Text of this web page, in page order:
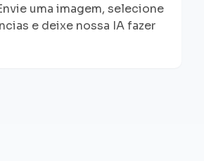
uma imagem, selecione
e deixe nossa IA fazer